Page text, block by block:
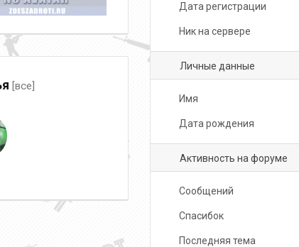
[все]
Дата регистрации
Ник на сервере
Личные данные
Имя
Дата рождения
Активность на форуме
Сообщений
Спасибок
Последняя тема